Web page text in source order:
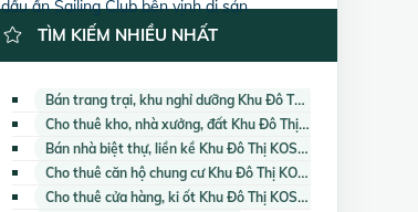
dấu ấn Sailing Club bên vịnh di sản
TÌM KIẾM NHIỀU NHẤT
Bán trang trại, khu nghỉ dưỡng Khu Đô Thị KOSY
Cho thuê kho, nhà xưởng, đất Khu Đô Thị KOSY
Bán nhà biệt thự, liền kề Khu Đô Thị KOSY
Cho thuê căn hộ chung cư Khu Đô Thị KOSY
Cho thuê cửa hàng, ki ốt Khu Đô Thị KOSY